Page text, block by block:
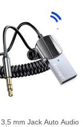
3,5 mm Jack Auto Audio